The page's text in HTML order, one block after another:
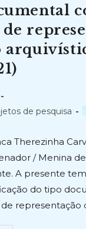
de pesquisa
Therezinha
/ Menina
A presente
do tipo
representação